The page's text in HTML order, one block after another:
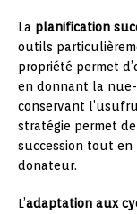
La planification
outils
propriété permet
en donnant la
conservant
stratégie permet
succession tout en
donateur.
L’adaptation aux